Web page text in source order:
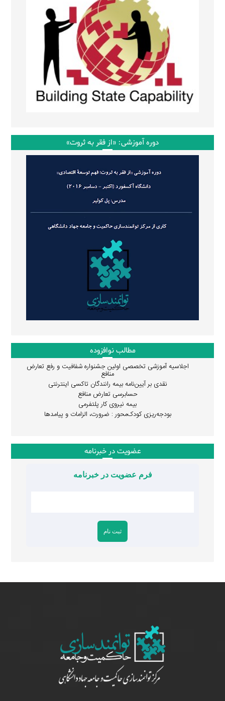
دوره آموزشی: «از فقر به ثروت»
مطالب نوافزوده
اجلاسیه آموزشی تخصصی اولین جشنواره شفافیت و رفع تعارض
منافع
نقدی بر آیین‌نامه بیمه رانندگان تاکسی اینترنتی
حسابرسی تعارض منافع
بیمه نیروی کار پلتفرمی
بودجه‌ریزی کودک‌محور : ضرورت، الزامات و پیامدها
عضویت در خبرنامه
فرم عضویت در خبرنامه